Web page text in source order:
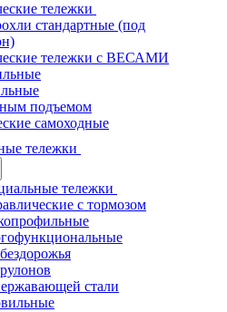
тележки
стандартные (под
тележки с ВЕСАМИ
подъемом
самоходные
тележки
тележки
с тормозом
стали